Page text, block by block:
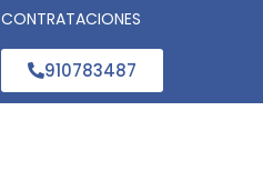
CONTRATACIONES
910783487